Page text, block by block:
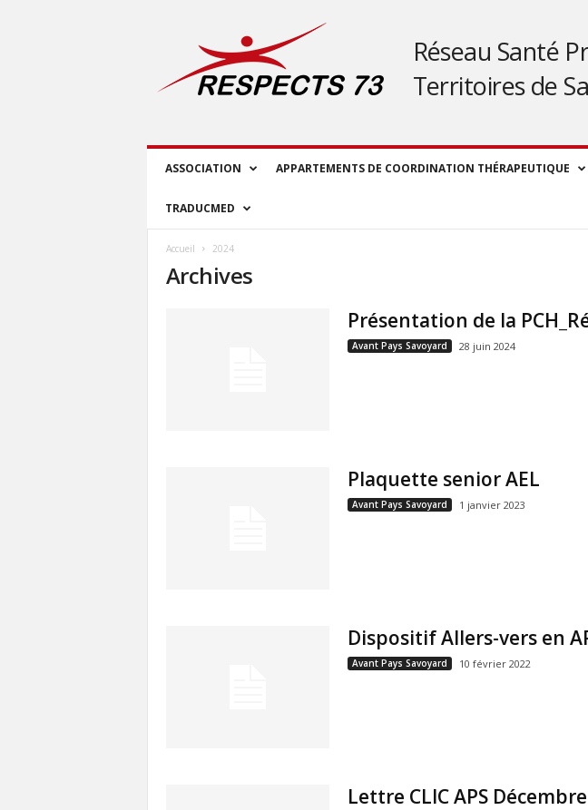
S
Réseau Santé
Territoires de
ASSOCIATION APPARTEMENTS DE COORDINATION THÉRAPEUTIQUE
TRADUCMED
Accueil 2024
Archives
Présentation de la
Avant Pays Savoyard 28 juin 2024
Plaquette senior AEL
Avant Pays Savoyard 1 janvier 2023
Dispositif Allers-vers en
Avant Pays Savoyard 10 février 2022
Lettre CLIC APS